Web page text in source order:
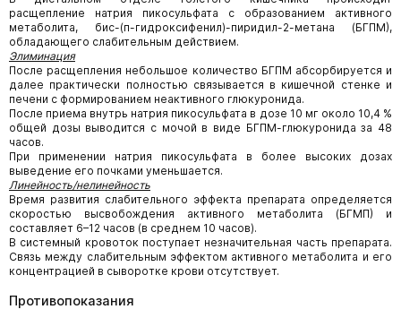
расщепление натрия пикосульфата с образованием активного
метаболита, бис-(п-гидроксифенил)-пиридил-2-метана (БГПМ),
обладающего слабительным действием.
Элиминация
После расщепления небольшое количество БГПМ абсорбируется и
далее практически полностью связывается в кишечной стенке и
печени с формированием неактивного глюкуронида.
После приема внутрь натрия пикосульфата в дозе 10 мг около 10,4 %
общей дозы выводится с мочой в виде БГПМ-глюкуронида за 48
часов.
При применении натрия пикосульфата в более высоких дозах
выведение его почками уменьшается.
Линейность/нелинейность
Время развития слабительного эффекта препарата определяется
скоростью высвобождения активного метаболита (БГМП) и
составляет 6–12 часов (в среднем 10 часов).
В системный кровоток поступает незначительная часть препарата.
Связь между слабительным эффектом активного метаболита и его
концентрацией в сыворотке крови отсутствует.
Противопоказания